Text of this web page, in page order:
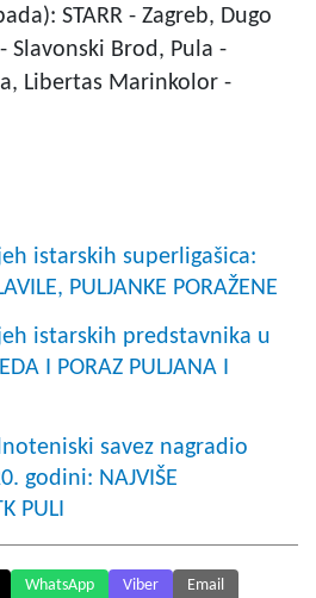
STARR - Zagreb, Dugo
Slavonski Brod, Pula -
Libertas Marinkolor -
istarskih superligašica:
PULJANKE PORAŽENE
istarskih predstavnika u
I PORAZ PULJANA I
savez nagradio
godini: NAJVIŠE
PULI
WhatsApp Viber Email